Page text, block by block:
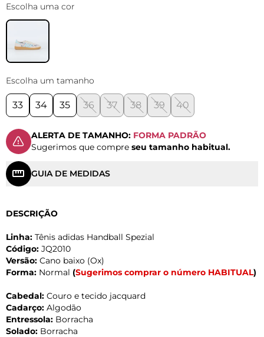
Escolha uma cor
Escolha um tamanho
33 34 35 36 37 38 39 40
ALERTA DE TAMANHO: FORMA PADRÃO
Sugerimos que compre seu tamanho habitual.
GUIA DE MEDIDAS
DESCRIÇÃO
Linha: Tênis adidas Handball Spezial
Código: JQ2010
Versão: Cano baixo (Ox)
Forma: Normal (Sugerimos comprar o número HABITUAL)
Cabedal: Couro e tecido jacquard
Cadarço: Algodão
Entressola: Borracha
Solado: Borracha